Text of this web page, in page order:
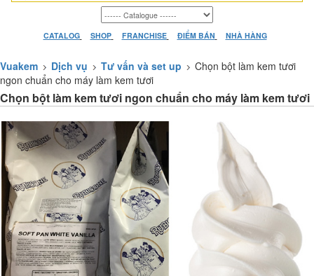
CATALOG SHOP FRANCHISE ĐIỂM BÁN NHÀ HÀNG
Vuakem Dịch vụ Tư vấn và set up
Chọn bột làm kem tươi
ngon chuẩn cho máy làm kem tươi
Chọn bột làm kem tươi ngon chuẩn cho máy làm kem tươi